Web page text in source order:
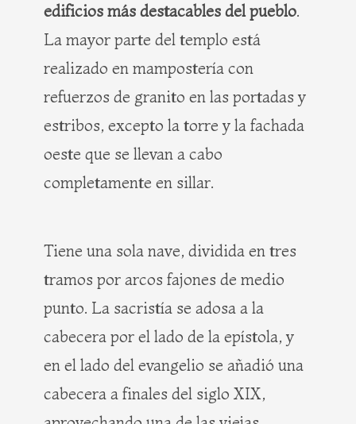
edificios más destacables del pueblo.
La mayor parte del templo está
realizado en mampostería con
refuerzos de granito en las portadas y
estribos, excepto la torre y la fachada
oeste que se llevan a cabo
completamente en sillar.
Tiene una sola nave, dividida en tres
tramos por arcos fajones de medio
punto. La sacristía se adosa a la
cabecera por el lado de la epístola, y
en el lado del evangelio se añadió una
cabecera a finales del siglo XIX,